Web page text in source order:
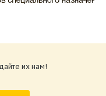
их нам!